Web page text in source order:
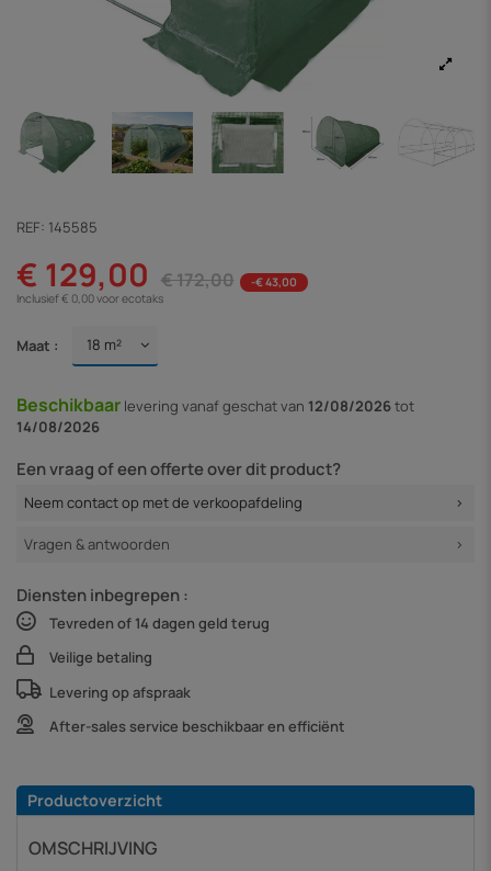
REF: 145585
€ 129,00 € 172,00
-€ 43,00
Inclusief € 0,00 voor ecotaks
Maat :
Beschikbaar levering vanafgeschat van 12/08/2026tot
14/08/2026
Een vraag of een offerte over dit product?
Neem contact op met de verkoopafdeling
Vragen & antwoorden
Diensten inbegrepen :
Tevreden of 14 dagen geld terug
Veilige betaling
Levering op afspraak
After-sales service beschikbaar en efficiënt
Productoverzicht
OMSCHRIJVING